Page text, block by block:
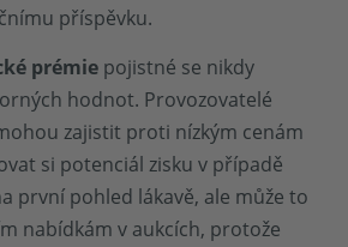
příspěvku.
prémie pojistné se nikdy
hodnot. Provozovatelé
zajistit proti nízkým cenám
si potenciál zisku v případě
první pohled lákavě, ale může to
nabídkám v aukcích, protože